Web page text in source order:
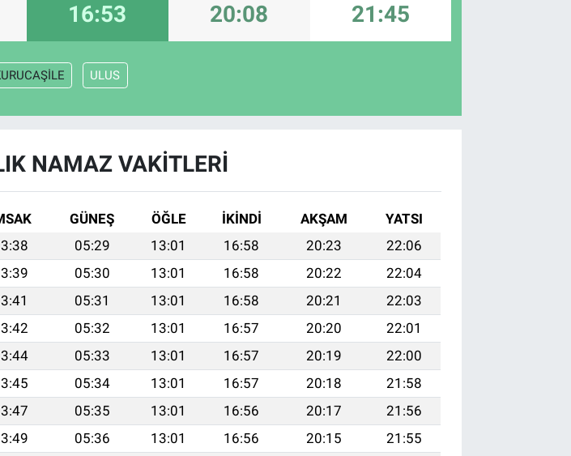
16:53 20:08 21:45
ULUS
NAMAZ VAKITLERI
GÜNEŞ ÖĞLE İKINDI AKŞAM
YATSI
05:29 13:01 16:58 20:23
22:06
05:30 13:01 16:58 20:22
22:04
05:31 13:01 16:58 20:21
22:03
05:32 13:01 16:57 20:20
22:01
05:33 13:01 16:57 20:19
22:00
05:34 13:01 16:57 20:18
21:58
05:35 13:01 16:56 20:17
21:56
05:36 13:01 16:56 20:15
21:55